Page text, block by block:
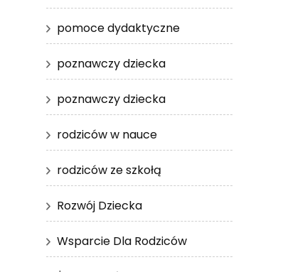
pomoce dydaktyczne
poznawczy dziecka
poznawczy dziecka
rodziców w nauce
rodziców ze szkołą
Rozwój Dziecka
Wsparcie Dla Rodziców